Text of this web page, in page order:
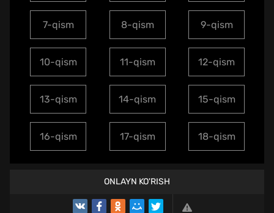
7-qism 8-qism 9-qism
10-qism 11-qism 12-qism
13-qism 14-qism 15-qism
16-qism 17-qism 18-qism
ONLAYN KO'RISH